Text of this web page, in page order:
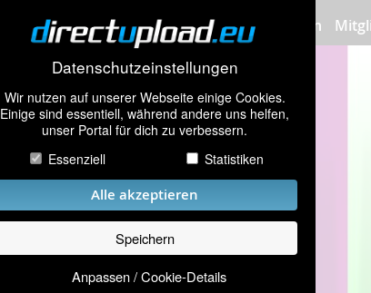
Datenschutzeinstellungen
Wir nutzen auf unserer Webseite einige Cookies.
Einige sind essentiell, während andere uns helfen,
unser Portal für dich zu verbessern.
Essenziell
Statistiken
Alle akzeptieren
Speichern
Anpassen / Cookie-Details
Bilder hochladen